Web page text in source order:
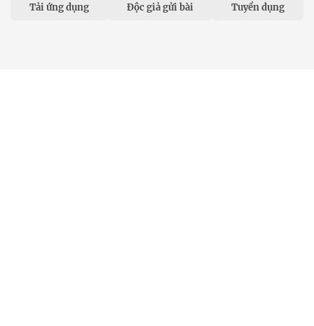
Tải ứng dụng Độc giả gửi bài Tuyển dụng